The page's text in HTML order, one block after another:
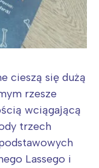
cieszą się dużą
rzesze
wciągającą
trzech
Lassego i